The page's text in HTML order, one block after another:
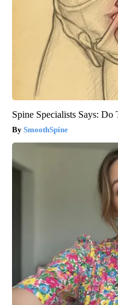
Spine Specialists Says:
SmoothSpine